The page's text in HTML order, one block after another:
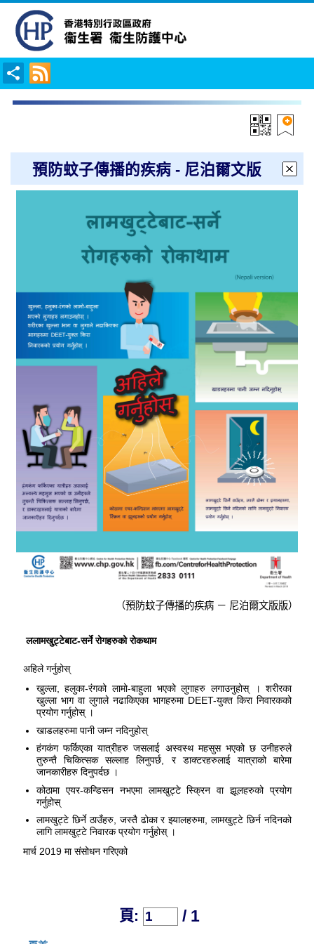
預防蚊子傳播的疾病 - 尼泊爾文版
（預防蚊子傳播的疾病 － 尼泊爾文版版）
ललामखुट्टेबाट-सर्ने रोगहरुको रोकथाम
अहिले गर्नुहोस्
खुल्ला, हलुका-रंगको लामो-बाहुला भएको लुगाहरु लगाउनुहोस् । शरीरका
खुल्ला भाग वा लुगाले नढाकिएका भागहरुमा DEET-युक्त किरा निवारकको
प्रयोग गर्नुहोस् ।
खाडलहरुमा पानी जम्न नदिनुहोस्
हंगकंग फर्किएका यात्रीहरु जसलाई अस्वस्थ महसुस भएको छ उनीहरुले
तुरुन्तै चिकित्सक सल्लाह लिनुपर्छ, र डाक्टरहरुलाई यात्राको बारेमा
जानकारीहरु दिनुपर्दछ ।
कोठामा एयर-कन्डिसन नभएमा लामखुट्टे स्क्रिन वा झूलहरुको प्रयोग
गर्नुहोस्
लामखुट्टे छिर्ने ठाउँहरु, जस्तै ढोका र झ्यालहरुमा, लामखुट्टे छिर्न नदिनको
लागि लामखुट्टे निवारक प्रयोग गर्नुहोस् ।
मार्च 2019 मा संसोधन गरिएको
頁: / 1